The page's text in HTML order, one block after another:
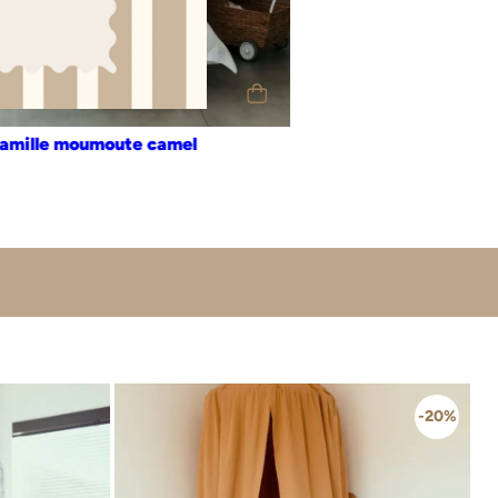
à dos anti-gaspi !
est réalisé grâce à nos chutes de tissus : notre moyen
et apporte un soin particulier à vos colis : vos produits
une jolie boîte qui peut également servir de boîte cadeau
Personnalisation Non
moumoute camel
-20%